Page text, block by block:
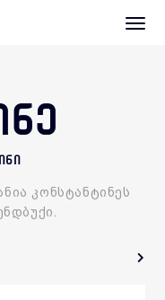
კონსტანტინეს